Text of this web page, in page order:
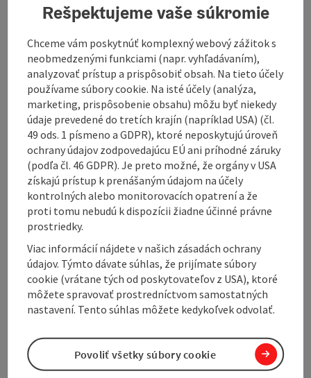
signposting on site. You can easily download
the GPS file from this website and use it
conveniently on your navigation device or
smartphone.
The figure eight between Königswiesen and Liebenau
is a versatile gravel and asphalt loop that can be
perfectly adapted: Thanks to its characteristic "figure
of eight" shape, you can split it into two shorter loops
as you wish, join at different points or enjoy the full
length. The route leads through deep, quiet forests,
where the finest asphalt and firm gravel alternate
harmoniously - a flow that invites you to glide along.
The climbs are mostly moderate and even, making
the tour pleasant to ride, even if the elevation gain
adds up over the course of the day. Along ...
Rešpektujeme vaše súkromie
Chceme vám poskytnúť komplexný webový zážitok s
neobmedzenými funkciami (napr. vyhľadávaním),
analyzovať prístup a prispôsobiť obsah. Na tieto účely
používame súbory cookie. Na isté účely (analýza,
marketing, prispôsobenie obsahu) môžu byť niekedy
údaje prevedené do tretích krajín (napríklad USA) (čl.
49 ods. 1 písmeno a GDPR), ktoré neposkytujú úroveň
ochrany údajov zodpovedajúcu EÚ ani príhodné záruky
(podľa čl. 46 GDPR). Je preto možné, že orgány v USA
získajú prístup k prenášaným údajom na účely
kontrolných alebo monitorovacích opatrení a že
proti tomu nebudú k dispozícii žiadne účinné právne
prostriedky.
Viac informácií nájdete v našich zásadách ochrany
údajov. Týmto dávate súhlas, že prijímate súbory
cookie (vrátane tých od poskytovateľov z USA), ktoré
môžete spravovať prostredníctvom samostatných
nastavení. Tento súhlas môžete kedykoľvek odvolať.
Povoliť všetky súbory cookie